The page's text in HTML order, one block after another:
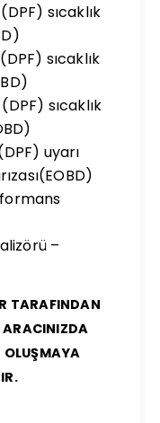
sıcaklık
sıcaklık
sıcaklık
uyarı
–
TARAFINDAN
ARACINIZDA
OLUŞMAYA